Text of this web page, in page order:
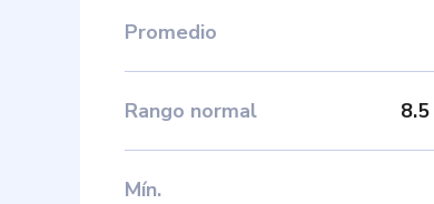
Promedio
Rango normal 8.5
Mín.